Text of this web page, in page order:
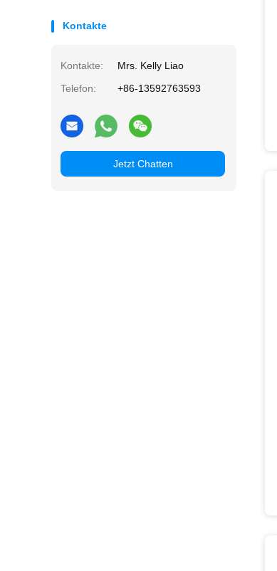
Kontakte
Kontakte:
Mrs. Kelly Liao
Telefon:
+86-13592763593
Jetzt Chatten